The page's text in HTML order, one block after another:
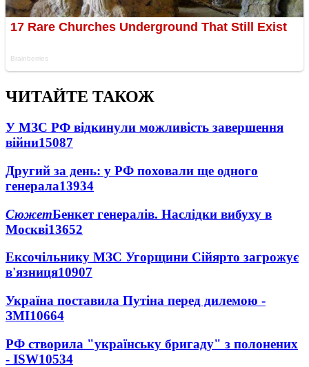
ЧИТАЙТЕ ТАКОЖ
У МЗС РФ відкинули можливість завершення
війни15087
Другий за день: у РФ поховали ще одного
генерала13934
СюжетБенкет генералів. Наслідки вибуху в
Москві13652
Ексочільнику МЗС Угорщини Сійярто загрожує
в'язниця10907
Україна поставила Путіна перед дилемою -
ЗМІ10664
РФ створила "українську бригаду" з полонених
- ISW10534